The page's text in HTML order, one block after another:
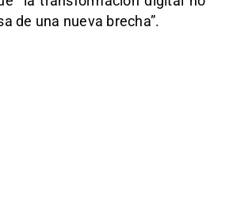
de una nueva brecha”.